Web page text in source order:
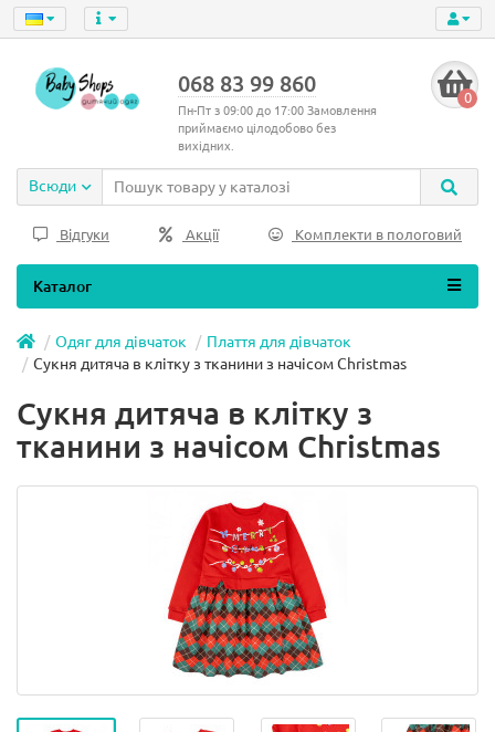
068 83 99 860
Пн-Пт з 09:00 до 17:00 Замовлення
приймаємо цілодобово без
вихідних.
0
Всюди
Відгуки Акції Комплекти в пологовий
Каталог
Одяг для дівчаток
Плаття для дівчаток
Сукня дитяча в клітку з тканини з начісом Christmas
Сукня дитяча в клітку з
тканини з начісом Christmas